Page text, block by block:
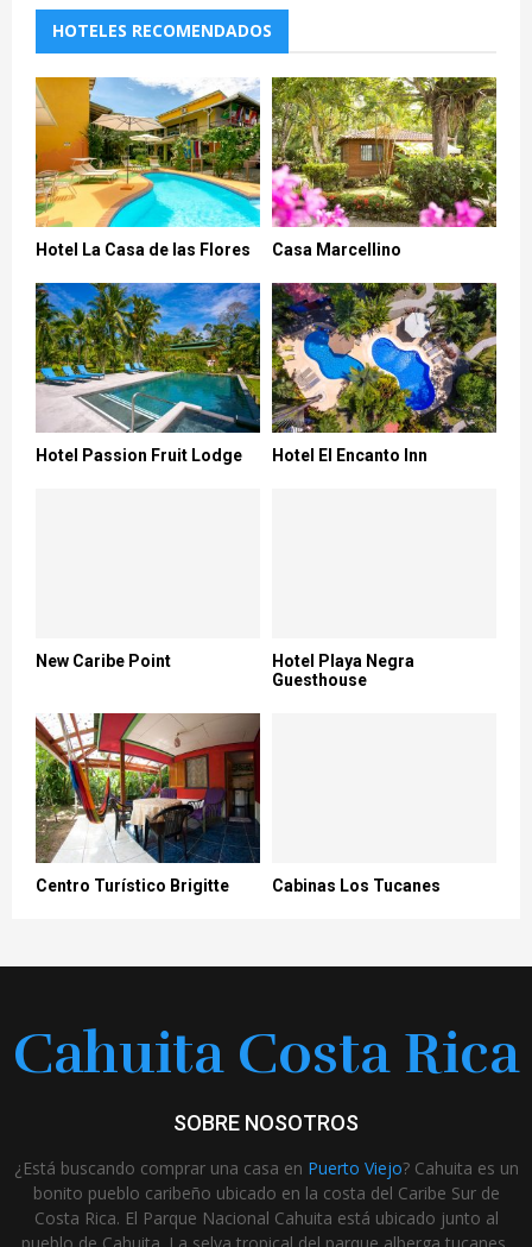
HOTELES RECOMENDADOS
Hotel La Casa de las Flores Casa Marcellino
Hotel Passion Fruit Lodge Hotel El Encanto Inn
New Caribe Point
Hotel Playa Negra
Guesthouse
Centro Turístico Brigitte Cabinas Los Tucanes
Cahuita Costa Rica
SOBRE NOSOTROS
¿Está buscando comprar una casa en Puerto Viejo? Cahuita es un
bonito pueblo caribeño ubicado en la costa del Caribe Sur de
Costa Rica. El Parque Nacional Cahuita está ubicado junto al